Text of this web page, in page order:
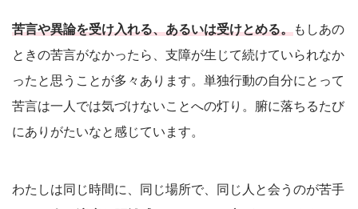
苦言や異論を受け入れる、あるいは受けとめる。もしあの
ときの苦言がなかったら、支障が生じて続けていられなか
ったと思うことが多々あります。単独行動の自分にとって
苦言は一人では気づけないことへの灯り。腑に落ちるたび
にありがたいなと感じています。
わたしは同じ時間に、同じ場所で、同じ人と会うのが苦手